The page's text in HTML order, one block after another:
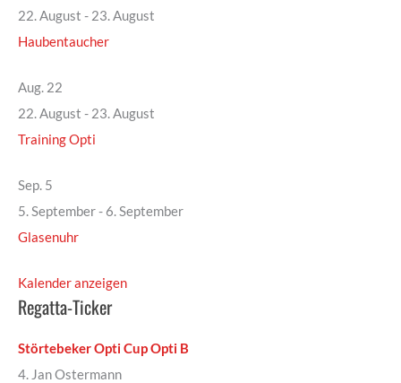
22. August - 23. August
Haubentaucher
Aug. 22
22. August - 23. August
Training Opti
Sep. 5
5. September- 6. September
Glasenuhr
Kalender anzeigen
Regatta-Ticker
Störtebeker Opti Cup Opti B
4. Jan Ostermann